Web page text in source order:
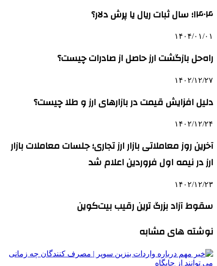
۱۴۰۴؛ سال ثبات ریال یا پرش دلار؟
۱۴۰۴/۰۱/۰۱
راه‌حل بازگشت ارز حاصل از صادرات چیست؟
۱۴۰۲/۱۲/۲۷
دلیل افزایش قیمت‌ در بازارهای ارز و طلا چیست؟
۱۴۰۲/۱۲/۲۴
آخرین روز معاملاتی بازار ارز تجاری؛ جلسات معاملات بازار
ارز در نیمه اول فروردین اعلام شد
۱۴۰۲/۱۲/۲۳
سقوط آزاد بزرگ‌ ترین رقیب بیت‌کوین
نوشته های مشابه